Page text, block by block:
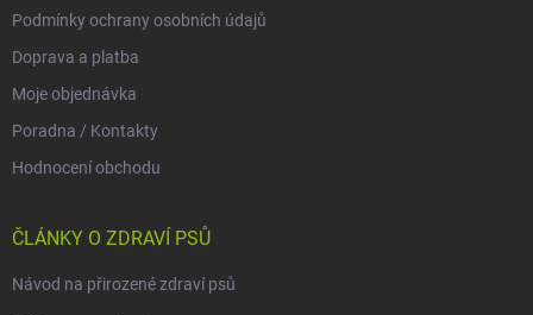
Podmínky ochrany osobních údajů
Doprava a platba
Moje objednávka
Poradna / Kontakty
Hodnocení obchodu
ČLÁNKY O ZDRAVÍ PSŮ
Návod na přirozené zdraví psů